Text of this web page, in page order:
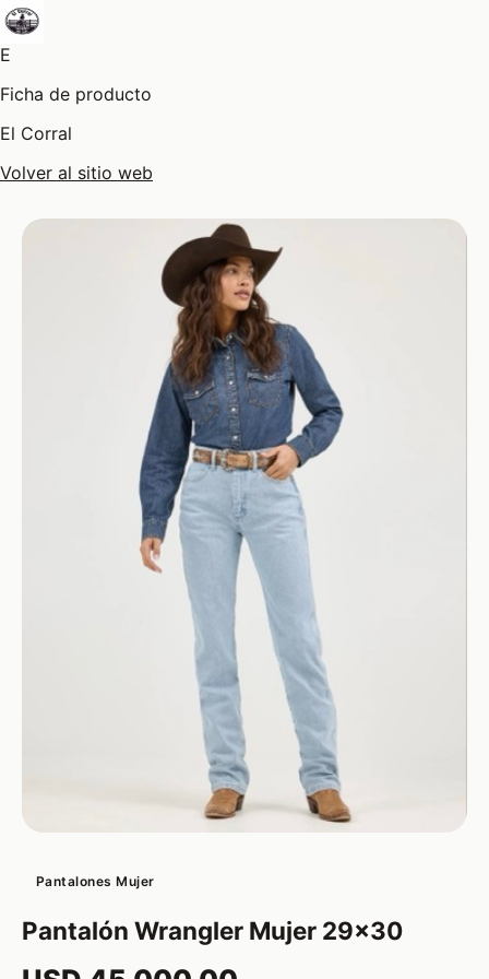
E
Ficha de producto
El Corral
Volver al sitio web
Pantalones Mujer
Pantalón Wrangler Mujer 29x30